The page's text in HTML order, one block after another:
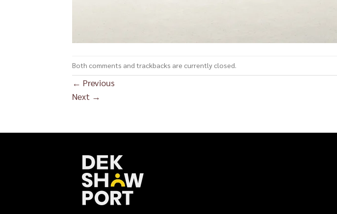
Both comments and trackbacks are currently closed.
← Previous
Next →